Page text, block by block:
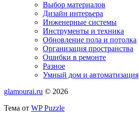
Выбор материалов
Дизайн интерьера
Инженерные системы
Инструменты и техника
Обновление пола и потолка
Организация пространства
Ошибки в ремонте
Разное
Умный дом и автоматизация
glamourai.ru © 2026
Тема от WP Puzzle